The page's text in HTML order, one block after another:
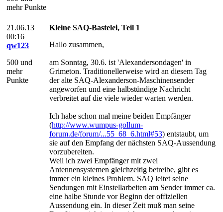
mehr Punkte
21.06.13
00:16
qw123
500 und
mehr
Punkte
Kleine SAQ-Bastelei, Teil 1
Hallo zusammen,
am Sonntag, 30.6. ist 'Alexandersondagen' in
Grimeton. Traditionellerweise wird an diesem Tag
der alte SAQ-Alexanderson-Maschinensender
angeworfen und eine halbstündige Nachricht
verbreitet auf die viele wieder warten werden.
Ich habe schon mal meine beiden Empfänger
(http://www.wumpus-gollum-
forum.de/forum/...55_68_6.html#53) entstaubt, um
sie auf den Empfang der nächsten SAQ-Aussendung
vorzubereiten.
Weil ich zwei Empfänger mit zwei
Antennensystemen gleichzeitig betreibe, gibt es
immer ein kleines Problem. SAQ leitet seine
Sendungen mit Einstellarbeiten am Sender immer ca.
eine halbe Stunde vor Beginn der offiziellen
Aussendung ein. In dieser Zeit muß man seine